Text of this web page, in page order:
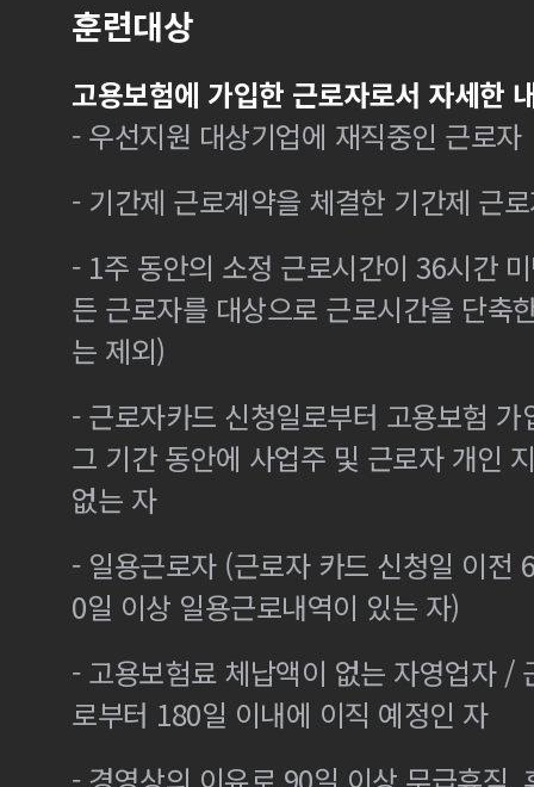
훈련대상
고용보험에 가입한 근로자로서 자세한
- 우선지원 대상기업에 재직중인 근로자
- 기간제 근로계약을 체결한 기간제 근
- 1주 동안의 소정 근로시간이 36시간
든 근로자를 대상으로 근로시간을 단축
는 제외)
- 근로자카드 신청일로부터 고용보험
그 기간 동안에 사업주 및 근로자 개인
없는 자
- 일용근로자 (근로자 카드 신청일 이전
0일 이상 일용근로내역이 있는 자)
- 고용보험료 체납액이 없는 자영업자 /
로부터 180일 이내에 이직 예정인 자